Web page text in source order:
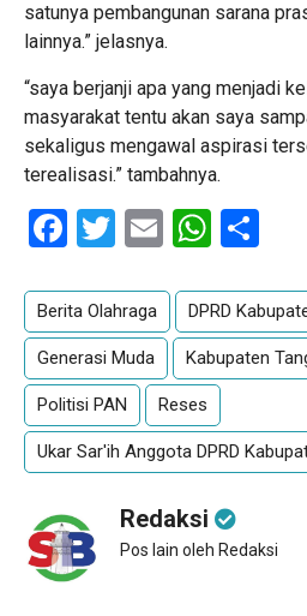
satunya pembangunan sarana
lainnya.” jelasnya.
“saya berjanji apa yang menjadi
masyarakat tentu akan saya
sekaligus mengawal aspirasi
terealisasi.” tambahnya.
Facebook
Twitter
Email
Berita Olahraga DPRD
Generasi Muda Kabupaten
Politisi PAN Reses
Ukar Sar'ih Anggota DPRD
Redaksi
Pos lain oleh Redaksi